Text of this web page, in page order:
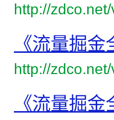
http://
《流量掘
http://
《流量掘